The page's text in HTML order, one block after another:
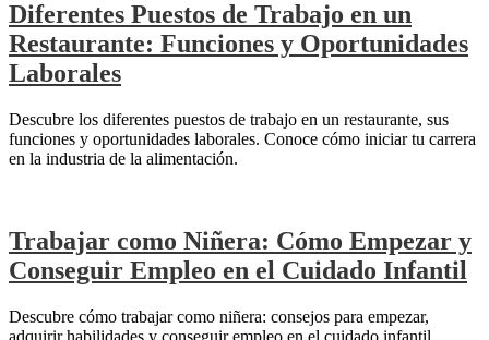
Diferentes Puestos de Trabajo en un
Restaurante: Funciones y Oportunidades
Laborales
Descubre los diferentes puestos de trabajo en un restaurante, sus
funciones y oportunidades laborales. Conoce cómo iniciar tu carrera
en la industria de la alimentación.
Trabajar como Niñera: Cómo Empezar y
Conseguir Empleo en el Cuidado Infantil
Descubre cómo trabajar como niñera: consejos para empezar,